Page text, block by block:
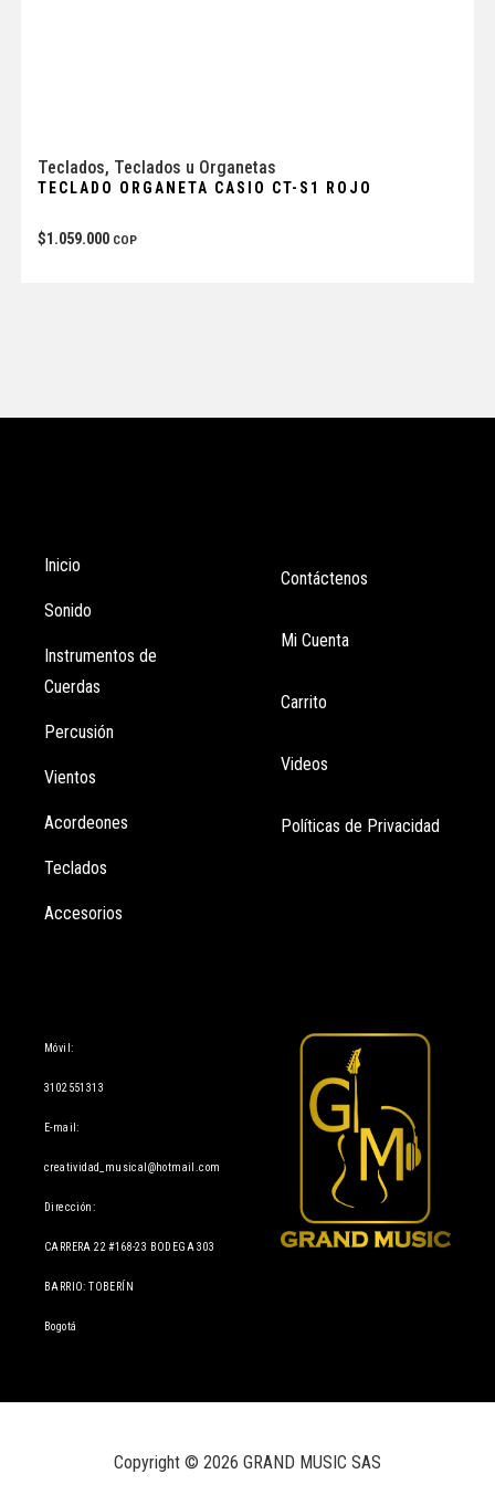
Teclados, Teclados u Organetas
TECLADO ORGANETA CASIO CT-S1 ROJO
$1.059.000 COP
Inicio
Sonido
Instrumentos de
Cuerdas
Percusión
Vientos
Acordeones
Teclados
Accesorios
Contáctenos
Mi Cuenta
Carrito
Videos
Políticas de Privacidad
Móvil:
3102551313
E-mail:
creatividad_musical@hotmail.com
Dirección:
CARRERA 22 #168-23 BODEGA 303
BARRIO: TOBERÍN
Bogotá
Copyright © 2026 GRAND MUSIC SAS